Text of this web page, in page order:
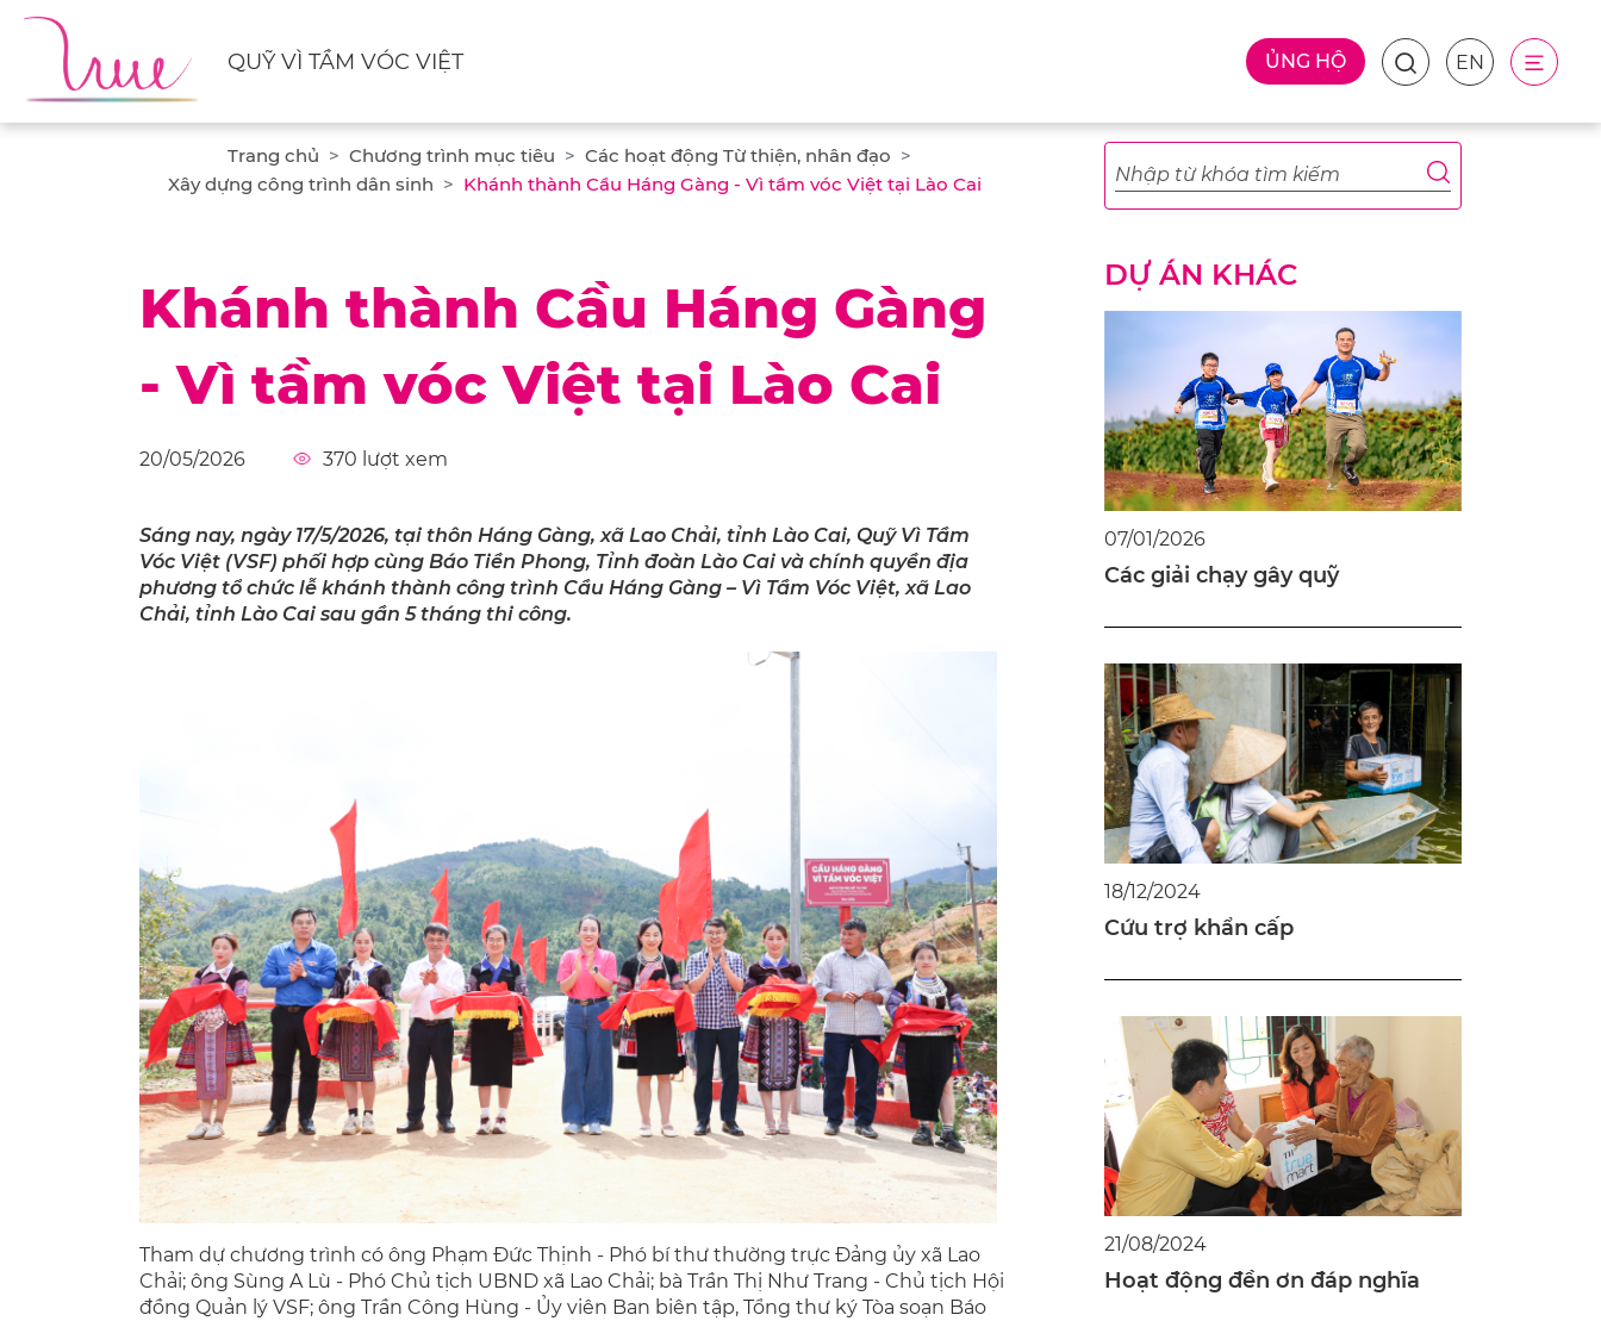
QUỸ VÌ TẦM VÓC VIỆT ỦNG HỘ EN
Trang chủ Chương trình mục tiêu
Các hoạt động Từ thiện, nhân đạo
Xây dựng công trình dân sinh
Khánh thành Cầu Háng Gàng - Vì tầm vóc Việt tại Lào Cai
Khánh thành Cầu Háng Gàng
- Vì tầm vóc Việt tại Lào Cai
20/05/2026 370 lượt xem
Sáng nay, ngày 17/5/2026, tại thôn Háng Gàng, xã Lao Chải, tỉnh Lào Cai, Quỹ Vì Tầm
Vóc Việt (VSF) phối hợp cùng Báo Tiền Phong, Tỉnh đoàn Lào Cai và chính quyền địa
phương tổ chức lễ khánh thành công trình Cầu Háng Gàng – Vì Tầm Vóc Việt, xã Lao
Chải, tỉnh Lào Cai sau gần 5 tháng thi công.
Tham dự chương trình có ông Phạm Đức Thịnh - Phó bí thư thường trực Đảng ủy xã Lao
Chải; ông Sùng A Lù - Phó Chủ tịch UBND xã Lao Chải; bà Trần Thị Như Trang - Chủ tịch Hội
đồng Quản lý VSF; ông Trần Công Hùng - Ủy viên Ban biên tập, Tổng thư ký Tòa soạn Báo
DỰ ÁN KHÁC
07/01/2026
Các giải chạy gây quỹ
18/12/2024
Cứu trợ khẩn cấp
21/08/2024
Hoạt động đền ơn đáp nghĩa